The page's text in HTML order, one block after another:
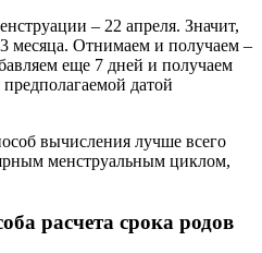
– 22 апреля. Значит,
месяца. Отнимаем и получаем –
еще 7 дней и получаем
предполагаемой датой
вычисления лучше всего
менструальным циклом,
расчета срока родов